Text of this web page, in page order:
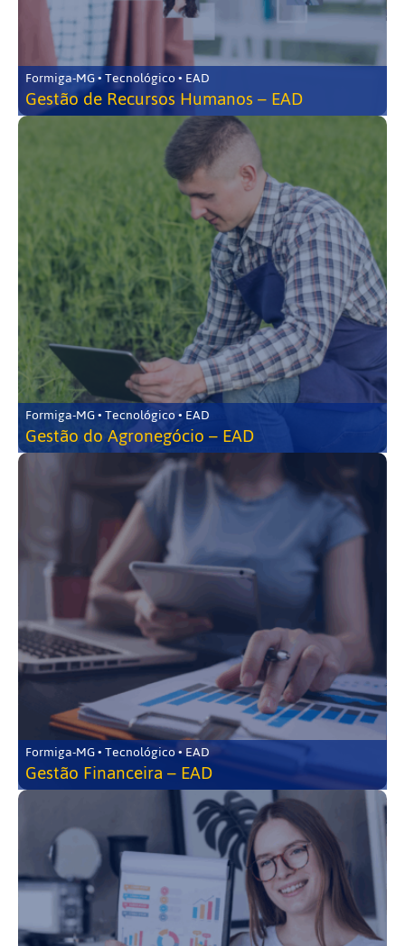
Formiga-MG • Tecnológico • EAD
Gestão de Recursos Humanos – EAD
Formiga-MG • Tecnológico • EAD
Gestão do Agronegócio – EAD
Formiga-MG • Tecnológico • EAD
Gestão Financeira – EAD